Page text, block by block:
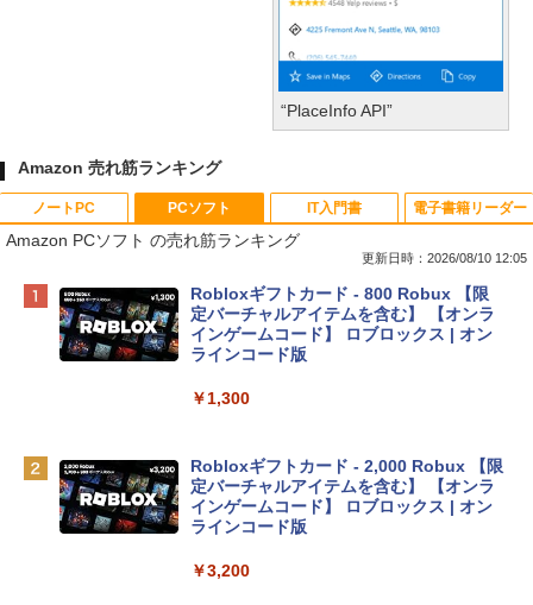
“PlaceInfo API”
Amazon 売れ筋ランキング
ノートPC
Apple 2026 MacBook Neo A18 Proチッ
プ搭載13インチノートブック：AIとAppl
e Intelligenceのために設計、Liquid Ret
inaディスプレイ、8GBユニファイドメモ
eTime HDカメラ - インディゴ
tomtoc 360°保護 15.6 16インチ パソコ
ンケース Dell NEC Lavie ASUS HP dyna
PCソフト
Amazon PCソフト の売れ筋ランキング
更新日時：2026/08/10 12:05
Robloxギフトカード - 800 Robux 【限
定バーチャルアイテムを含む】 【オンラ
インゲームコード】 ロブロックス | オン
ラインコード版
￥1,300
Robloxギフトカード - 2,000 Robux 【限
定バーチャルアイテムを含む】 【オンラ
インゲームコード】 ロブロックス | オン
ラインコード版
￥3,200
IT入門書 電子書籍リーダー